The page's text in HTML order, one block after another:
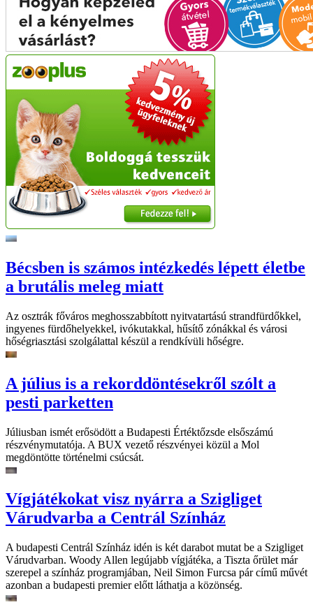
Bécsben is számos intézkedés lépett életbe
a brutális meleg miatt
Az osztrák főváros meghosszabbított nyitvatartású strandfürdőkkel,
ingyenes fürdőhelyekkel, ivókutakkal, hűsítő zónákkal és városi
hőségriasztási szolgálattal készül a rendkívüli hőségre.
A július is a rekorddöntésekről szólt a
pesti parketten
Júliusban ismét erősödött a Budapesti Értéktőzsde elsőszámú
részvénymutatója. A BUX vezető részvényei közül a Mol
megdöntötte történelmi csúcsát.
Vígjátékokat visz nyárra a Szigliget
Várudvarba a Centrál Színház
A budapesti Centrál Színház idén is két darabot mutat be a Szigliget
Várudvarban. Woody Allen legújabb vígjátéka, a Tiszta őrület már
szerepel a színház programjában, Neil Simon Furcsa pár című művét
azonban a budapesti premier előtt láthatja a közönség.